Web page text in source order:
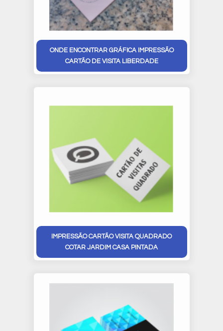
ONDE ENCONTRAR GRÁFICA IMPRESSÃO
CARTÃO DE VISITA LIBERDADE
IMPRESSÃO CARTÃO VISITA QUADRADO
COTAR JARDIM CASA PINTADA